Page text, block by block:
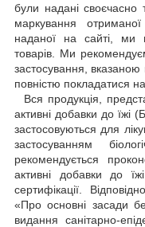
були надані своєчасно
маркування
наданої на сайті, ми
товарів. Ми
застосування,
повністю покладатися
Вся продукція,
активні добавки до їжі
застосовуються для
застосуванням
рекомендується
активні добавки до
сертифікації.
«Про основні засади
видання санітарно-